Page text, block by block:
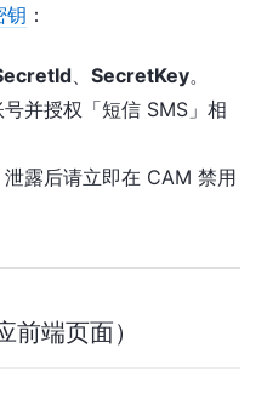
钥 ：
SecretKey。
并授权「短信 SMS」相
露后请立即在 CAM 禁用
端页面）